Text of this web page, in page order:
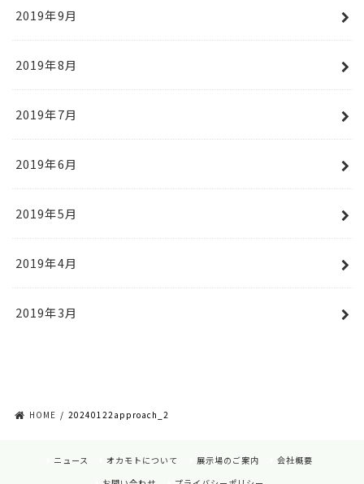
2019年9月
2019年8月
2019年7月
2019年6月
2019年5月
2019年4月
2019年3月
HOME 20240122approach_2
ニュース オカモトについて 展示場のご案内
会社概要